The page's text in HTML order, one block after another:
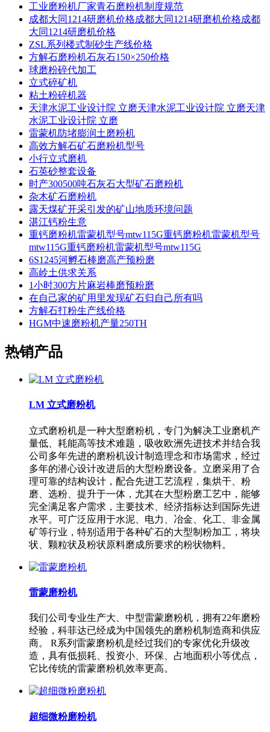
工业磨粉机厂家青石磨粉机制度规范
成都大同1214研磨机价格成都大同1214研磨机价格成都
大同1214研磨机价格
ZSL系列楼式制砂生产线价格
方解石磨粉机石灰石150×250价格
球磨粉碎代加工
立式碎矿机
粘土粉碎机器
天津水泥工业设计院 立磨天津水泥工业设计院 立磨天津
水泥工业设计院 立磨
雷蒙机防堵膨润土磨粉机
高效方解石矿石磨粉机型号
小行立式磨机
石英砂整套设备
时产300500吨石灰石大型矿石磨粉机
杂木矿石磨粉机
露天煤矿开采引发的矿山地质环境问题
湛江钙粉生意
重钙磨粉机雷蒙机型号mtw115G重钙磨粉机雷蒙机型号
mtw115G重钙磨粉机雷蒙机型号mtw115G
6S1245河孵石棒磨高产预粉磨
高岭土供求关系
1小时300方片麻岩棒磨预粉磨
在自己家的矿用里发现矿石归自己所有吗
方解石打粉生产线价格
HGM中速磨粉机产量250TH
热销产品
LM 立式磨粉机
立式磨粉机是一种大型磨粉机，专门为解决工业磨机产
量低、耗能高等技术难题，吸收欧洲先进技术并结合我
公司多年先进的磨粉机设计制造理念和市场需求，经过
多年的潜心设计改进后的大型粉磨设备。立磨采用了合
理可靠的结构设计，配合先进工艺流程，集烘干、粉
磨、选粉、提升于一体，尤其在大型粉磨工艺中，能够
完全满足客户需求，主要技术、经济指标达到国际先进
水平。可广泛应用于水泥、电力、冶金、化工、非金属
矿等行业，特别适用于各种矿石的大型制粉加工，将块
状、颗粒状及粉状原料磨成所要求的粉状物料。
雷蒙磨粉机
我们公司专业生产大、中型雷蒙磨粉机，拥有22年磨粉
经验，科菲达已经成为中国领先的磨粉机制造商和供应
商。 R系列雷蒙磨粉机是经过我们的专家优化升级改
造，具有低损耗、投资小、环保、占地面积小等优点，
它比传统的雷蒙磨粉机效率更高。
超细微粉磨粉机